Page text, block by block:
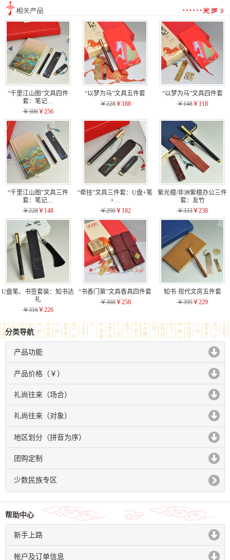
“千里江山图”文具四件
套：笔记…
￥306￥256
“以梦为马”文具五件套
￥228￥188
“以梦为马”文具四件套
￥148￥118
“千里江山图”文具三件
套：笔记…
￥228￥148
“牵挂”文具三件套：U盘+笔
+…
￥290￥182
紫光檀/非洲紫檀办公三件
套：友竹
￥333￥238
U盘笔、书签套装：知书达
礼
￥316￥226
“书香门第”文具香具四件套
￥368￥258
知书·现代文房五件套
￥399￥229
分类导航
产品功能
click to expand contents
产品价格（￥）
click to expand contents
礼尚往来（场合）
click to expand contents
礼尚往来（对象）
click to expand contents
地区划分（拼音为序）
click to expand contents
团购定制
click to expand contents
少数民族专区
帮助中心
新手上路
click to expand contents
帐户及订单信息